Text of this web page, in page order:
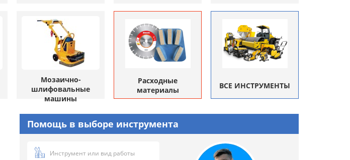
Мозаично-
шлифовальные
машины
Расходные
материалы
ВСЕ ИНСТРУМЕНТЫ
Помощь в выборе инструмента